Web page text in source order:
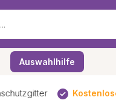
Auswahlhilfe
Kostenloser